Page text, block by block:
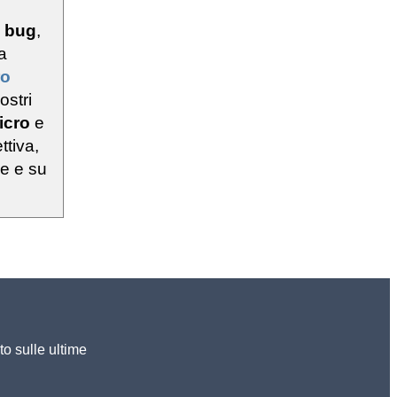
bug,
e
e su
sulle ultime